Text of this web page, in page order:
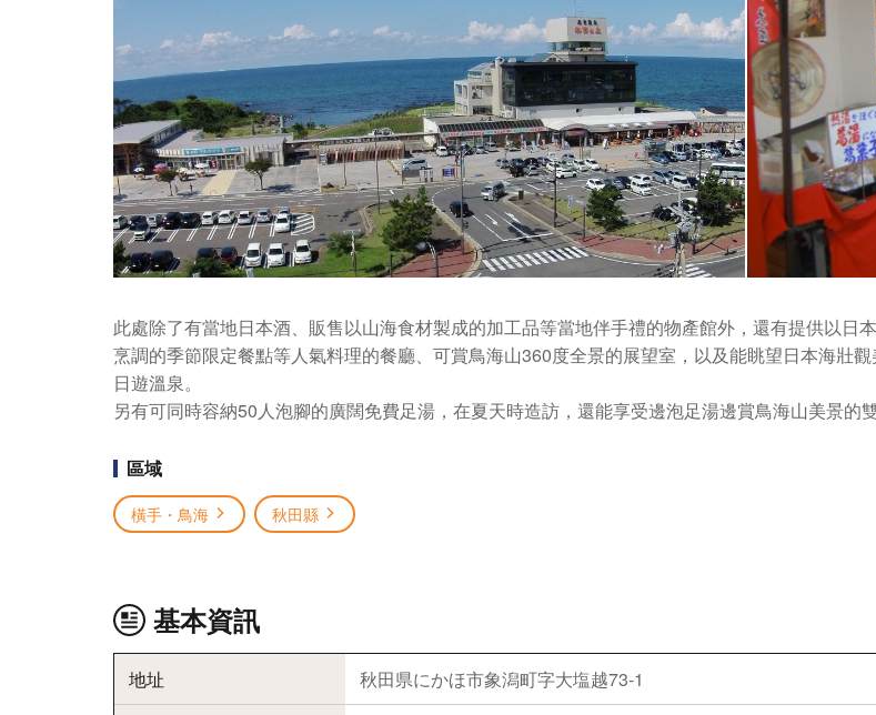
此處除了有當地日本酒、販售以山海食材製成的加工品等當地伴手禮的物產館外，還有提供以日
烹調的季節限定餐點等人氣料理的餐廳、可賞鳥海山360度全景的展望室，以及能眺望日本海壯
日遊溫泉。
另有可同時容納50人泡腳的廣闊免費足湯，在夏天時造訪，還能享受邊泡足湯邊賞鳥海山美景的雙
區域
橫手・鳥海 秋田縣
基本資訊
地址
秋田県にかほ市象潟町字大塩越73-1